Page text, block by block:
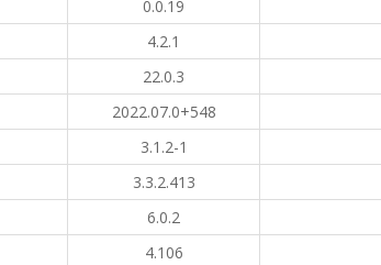
0.0.19
4.2.1
22.0.3
2022.07.0+548
3.1.2-1
3.3.2.413
6.0.2
4.106